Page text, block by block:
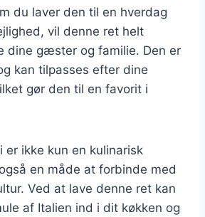
du laver den til en hverdag
vil denne ret helt
dine gæster og familie. Den er
kan tilpasses efter dine
gør den til en favorit i
er ikke kun en kulinarisk
en måde at forbinde med
Ved at lave denne ret kan
af Italien ind i dit køkken og